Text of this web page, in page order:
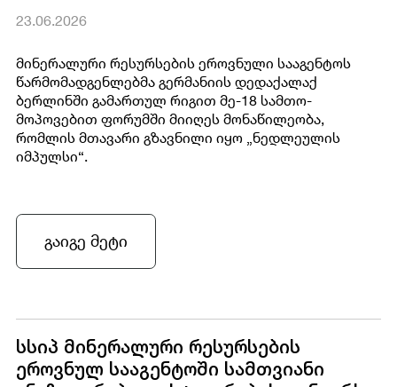
23.06.2026
მინერალური რესურსების ეროვნული სააგენტოს
წარმომადგენლებმა გერმანიის დედაქალაქ
ბერლინში გამართულ რიგით მე-18 სამთო-
მოპოვებით ფორუმში მიიღეს მონაწილეობა,
რომლის მთავარი გზავნილი იყო „ნედლეულის
იმპულსი“.
გაიგე მეტი
სსიპ მინერალური რესურსების
ეროვნულ სააგენტოში სამთვიანი